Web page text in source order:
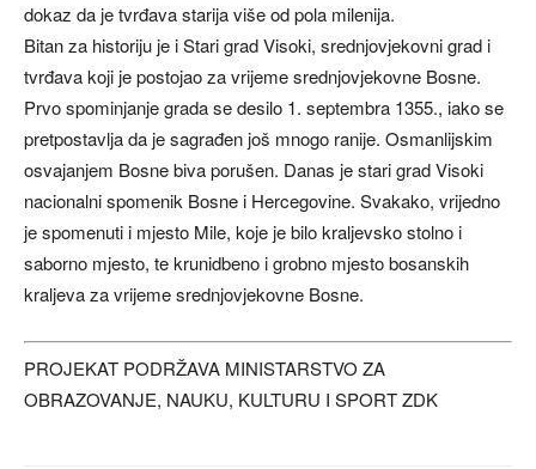
dokaz da je tvrđava starija više od pola milenija.
Bitan za historiju je i Stari grad Visoki, srednjovjekovni grad i
tvrđava koji je postojao za vrijeme srednjovjekovne Bosne.
Prvo spominjanje grada se desilo 1. septembra 1355., iako se
pretpostavlja da je sagrađen još mnogo ranije. Osmanlijskim
osvajanjem Bosne biva porušen. Danas je stari grad Visoki
nacionalni spomenik Bosne i Hercegovine. Svakako, vrijedno
je spomenuti i mjesto Mile, koje je bilo kraljevsko stolno i
saborno mjesto, te krunidbeno i grobno mjesto bosanskih
kraljeva za vrijeme srednjovjekovne Bosne.
PROJEKAT PODRŽAVA MINISTARSTVO ZA
OBRAZOVANJE, NAUKU, KULTURU I SPORT ZDK